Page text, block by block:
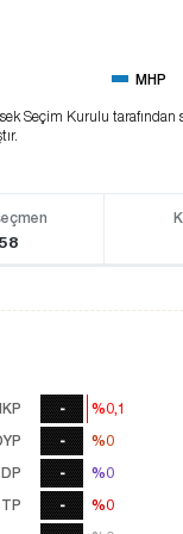
MHP
Seçim Kurulu tarafından
DP
-
-
-
-
%0,1
%0
%0
%0
%0,1
%0
%0
%0